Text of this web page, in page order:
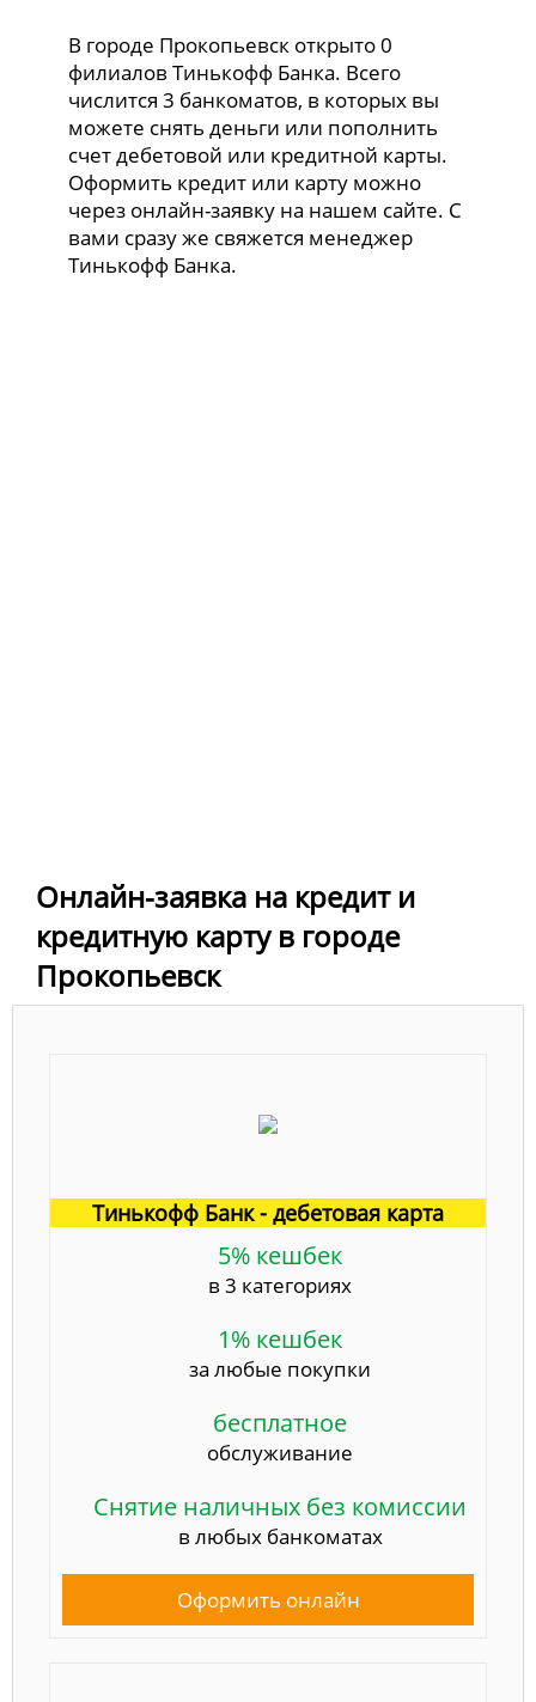
В городе Прокопьевск открыто 0
филиалов Тинькофф Банка. Всего
числится 3 банкоматов, в которых вы
можете снять деньги или пополнить
счет дебетовой или кредитной карты.
Оформить кредит или карту можно
через онлайн-заявку на нашем сайте. С
вами сразу же свяжется менеджер
Тинькофф Банка.
Онлайн-заявка на кредит и
кредитную карту в городе
Прокопьевск
Тинькофф Банк - дебетовая карта
5% кешбек
в 3 категориях
1% кешбек
за любые покупки
бесплатное
обслуживание
Снятие наличных без комиссии
в любых банкоматах
Оформить онлайн